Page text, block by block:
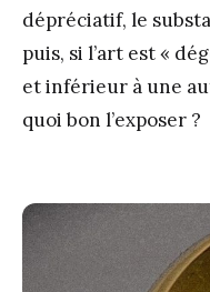
dépréciatif, le
puis, si l’art est «
et inférieur à une
quoi bon l’exposer ?